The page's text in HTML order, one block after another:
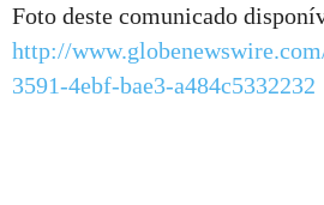
Foto deste comunicado
http://
3591-4ebf-bae3-a484c5332232